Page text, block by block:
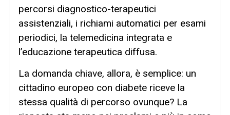
percorsi diagnostico-terapeutici
assistenziali, i richiami automatici per esami
periodici, la telemedicina integrata e
l’educazione terapeutica diffusa.
La domanda chiave, allora, è semplice: un
cittadino europeo con diabete riceve la
stessa qualità di percorso ovunque? La